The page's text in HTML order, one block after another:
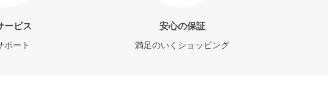
ービス
ポート
安心の保証
満足のいくショッピング